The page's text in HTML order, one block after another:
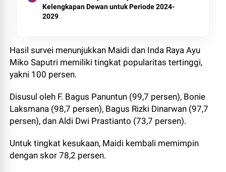
Kelengkapan Dewan untuk Periode 2024-
2029
Hasil survei menunjukkan Maidi dan Inda Raya Ayu
Miko Saputri memiliki tingkat popularitas tertinggi,
yakni 100 persen.
Disusul oleh F. Bagus Panuntun (99,7 persen), Bonie
Laksmana (98,7 persen), Bagus Rizki Dinarwan (97,7
persen), dan Aldi Dwi Prastianto (73,7 persen).
Untuk tingkat kesukaan, Maidi kembali memimpin
dengan skor 78,2 persen.